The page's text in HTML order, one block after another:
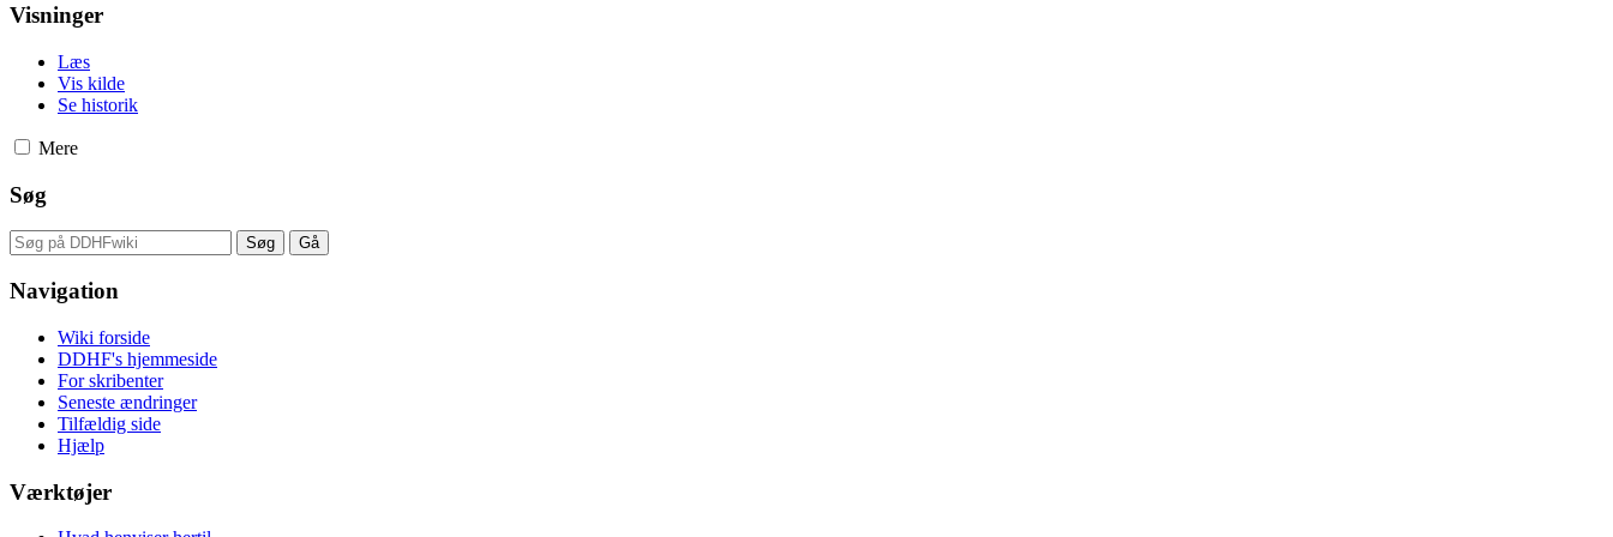
Visninger
Læs
Vis kilde
Se historik
Mere
Søg
Navigation
Wiki forside
DDHF's hjemmeside
For skribenter
Seneste ændringer
Tilfældig side
Hjælp
Værktøjer